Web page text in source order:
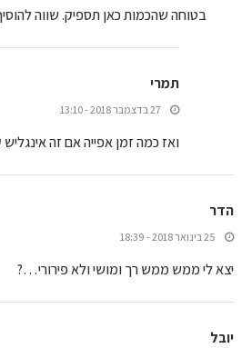
בטוחה שהכמות כאן תספיק. שווה להוסיף 50%
תמרי
27 בדצמבר 2018 - 13:10
ואז כמה זמן אפייה אם זה אינגליש
הדר
25 בינואר 2018 - 18:39
יצא לי ממש ממש רך ומושי ולא פירורי…?
יובל